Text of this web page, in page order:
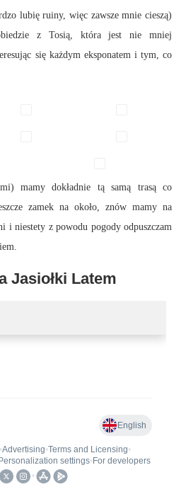
lubię ruiny, więc zawsze mnie cieszą)
z Tosią, która jest nie mniej
się każdym eksponatem i tym, co
mamy dokładnie tą samą trasą co
zamek na około, znów mamy na
i niestety z powodu pogody odpuszczam
Jasiołki Latem